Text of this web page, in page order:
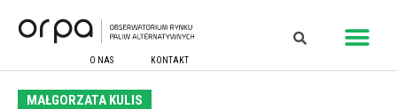
O NAS KONTAKT
MAŁGORZATA KULIS